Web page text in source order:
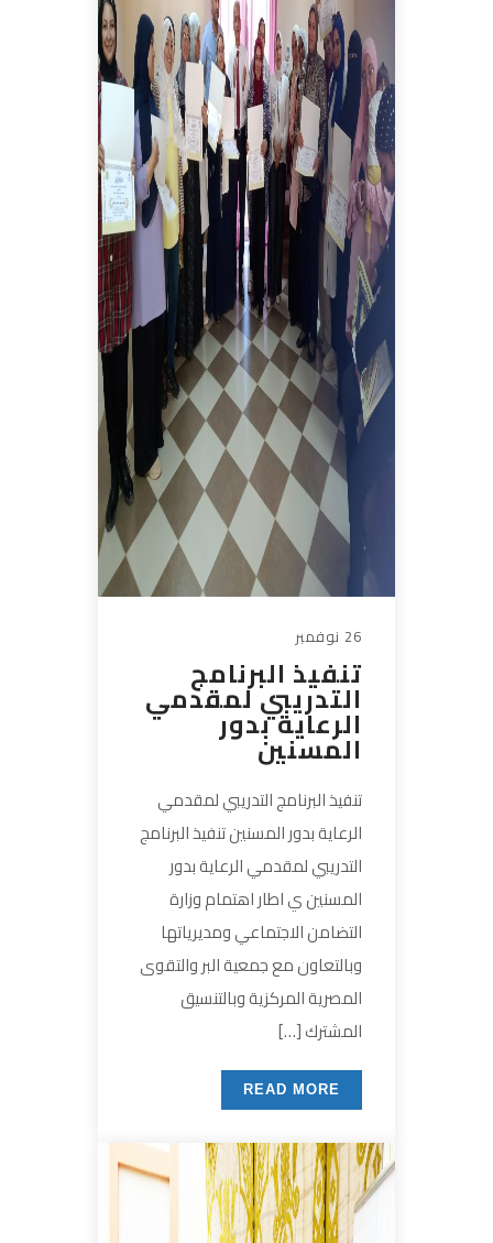
26 نوفمبر
تنفيذ البرنامج
التدريبي لمقدمي
الرعاية بدور
المسنين
تنفيذ البرنامج التدريبي لمقدمي
الرعاية بدور المسنين تنفيذ البرنامج
التدريبي لمقدمي الرعاية بدور
المسنين ي اطار اهتمام وزارة
التضامن الاجتماعي ومديرياتها
وبالتعاون مع جمعية البر والتقوى
المصرية المركزية وبالتنسيق
المشترك […]
READ MORE